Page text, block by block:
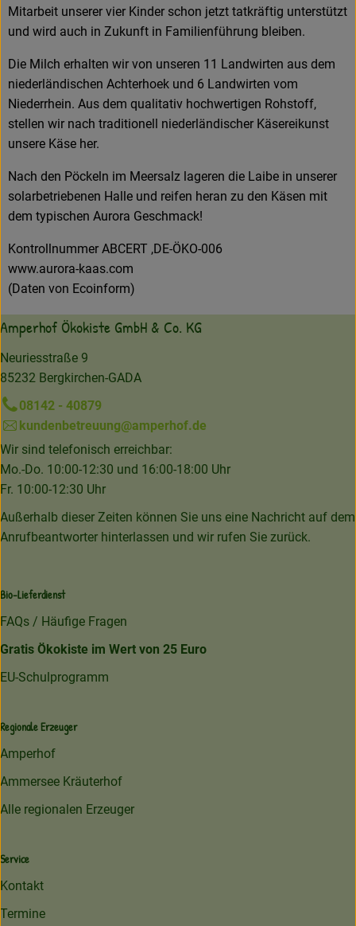
Mitarbeit unserer vier Kinder schon jetzt tatkräftig unterstützt
und wird auch in Zukunft in Familienführung bleiben.
Die Milch erhalten wir von unseren 11 Landwirten aus dem
niederländischen Achterhoek und 6 Landwirten vom
Niederrhein. Aus dem qualitativ hochwertigen Rohstoff,
stellen wir nach traditionell niederländischer Käsereikunst
unsere Käse her.
Nach den Pöckeln im Meersalz lageren die Laibe in unserer
solarbetriebenen Halle und reifen heran zu den Käsen mit
dem typischen Aurora Geschmack!
Kontrollnummer ABCERT ,DE-ÖKO-006
www.aurora-kaas.com
(Daten von Ecoinform)
Amperhof Ökokiste GmbH & Co. KG
Neuriesstraße 9
85232 Bergkirchen-GADA
08142 - 40879
kundenbetreuung@amperhof.de
Wir sind telefonisch erreichbar:
Mo.-Do. 10:00-12:30 und 16:00-18:00 Uhr
Fr. 10:00-12:30 Uhr
Außerhalb dieser Zeiten können Sie uns eine Nachricht auf dem
Anrufbeantworter hinterlassen und wir rufen Sie zurück.
Bio-Lieferdienst
FAQs / Häufige Fragen
Gratis Ökokiste im Wert von 25 Euro
EU-Schulprogramm
Regionale Erzeuger
Amperhof
Ammersee Kräuterhof
Alle regionalen Erzeuger
Service
Kontakt
Termine